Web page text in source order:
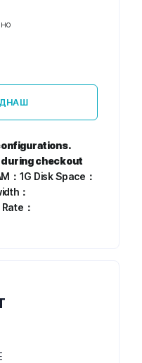
during checkout
：1G Disk Space：
：
：